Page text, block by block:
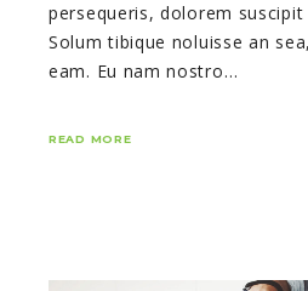
persequeris, dolorem
Solum tibique noluisse an
eam. Eu nam nostro…
READ MORE